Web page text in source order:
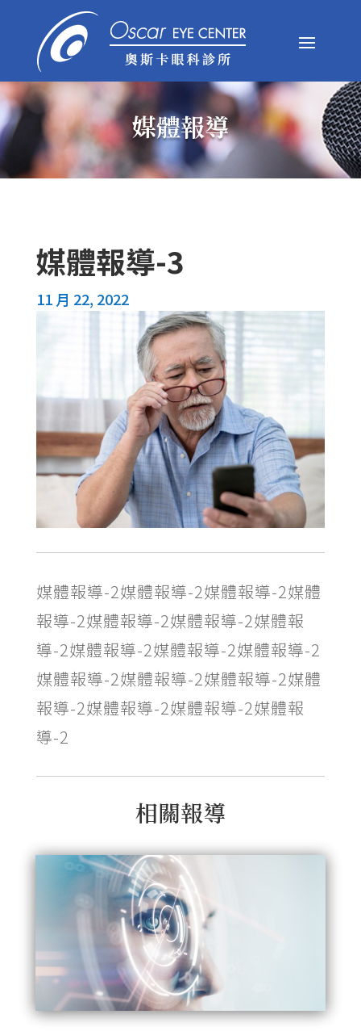
媒體報導
媒體報導-3
11 月 22, 2022
媒體報導-2媒體報導-2媒體報導-2媒體
報導-2媒體報導-2媒體報導-2媒體報
導-2媒體報導-2媒體報導-2媒體報導-2
媒體報導-2媒體報導-2媒體報導-2媒體
報導-2媒體報導-2媒體報導-2媒體報
導-2
相關報導